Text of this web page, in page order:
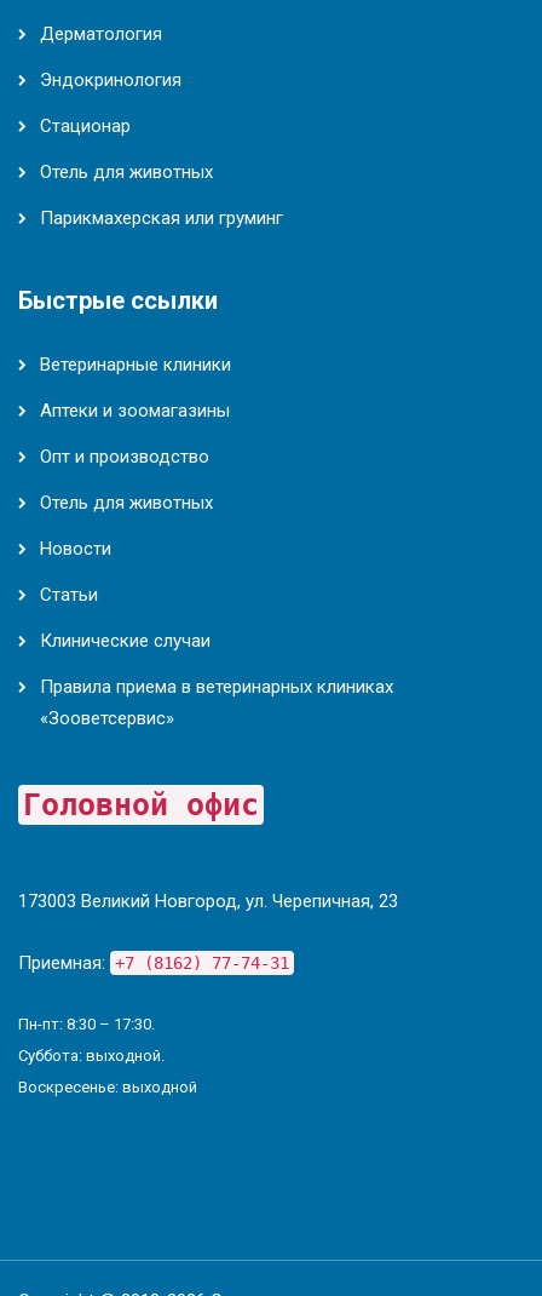
Дерматология
Эндокринология
Стационар
Отель для животных
Парикмахерская или груминг
Быстрые ссылки
Ветеринарные клиники
Аптеки и зоомагазины
Опт и производство
Отель для животных
Новости
Статьи
Клинические случаи
Правила приема в ветеринарных клиниках
«Зооветсервис»
Головной офис
173003 Великий Новгород, ул. Черепичная, 23
Приемная: +7 (8162) 77-74-31
Пн-пт: 8:30 – 17:30.
Суббота: выходной.
Воскресенье: выходной